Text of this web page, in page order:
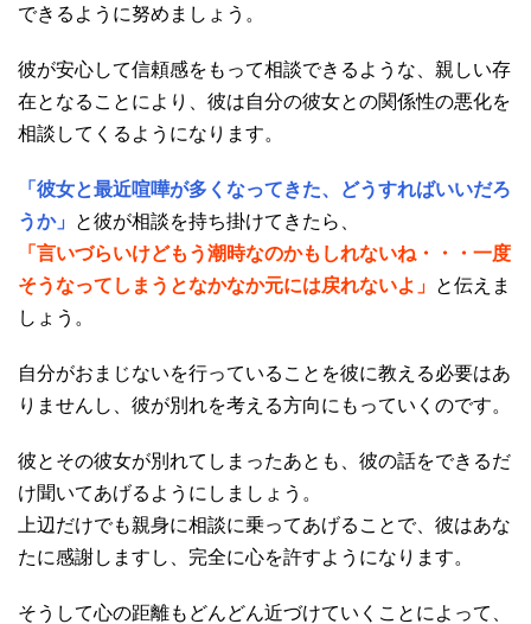
できるように努めましょう。
彼が安心して信頼感をもって相談できるような、親しい存
在となることにより、彼は自分の彼女との関係性の悪化を
相談してくるようになります。
「彼女と最近喧嘩が多くなってきた、どうすればいいだろ
うか」
と彼が相談を持ち掛けてきたら、
「言いづらいけどもう潮時なのかもしれないね・・・一度
そうなってしまうとなかなか元には戻れないよ」 と伝えま
しょう。
自分がおまじないを行っていることを彼に教える必要はあ
りませんし、彼が別れを考える方向にもっていくのです。
彼とその彼女が別れてしまったあとも、彼の話をできるだ
け聞いてあげるようにしましょう。
上辺だけでも親身に相談に乗ってあげることで、彼はあな
たに感謝しますし、完全に心を許すようになります。
そうして心の距離もどんどん近づけていくことによって、